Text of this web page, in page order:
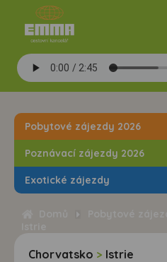
Pobytové zájezdy 2026
Poznávací zájezdy 2026
Exotické zájezdy
Chorvatsko > Istrie